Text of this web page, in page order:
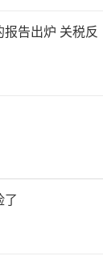
告出炉 关税反